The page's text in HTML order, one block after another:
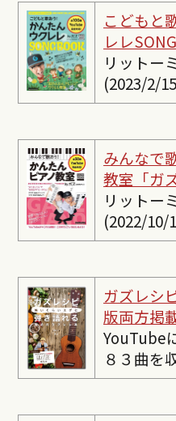
こどもと
レレ
リットー
(2023/2/
みんなで
教室「ガ
リットー
(2022/10/
ガズレシ
版両方掲
YouTube
８３曲を